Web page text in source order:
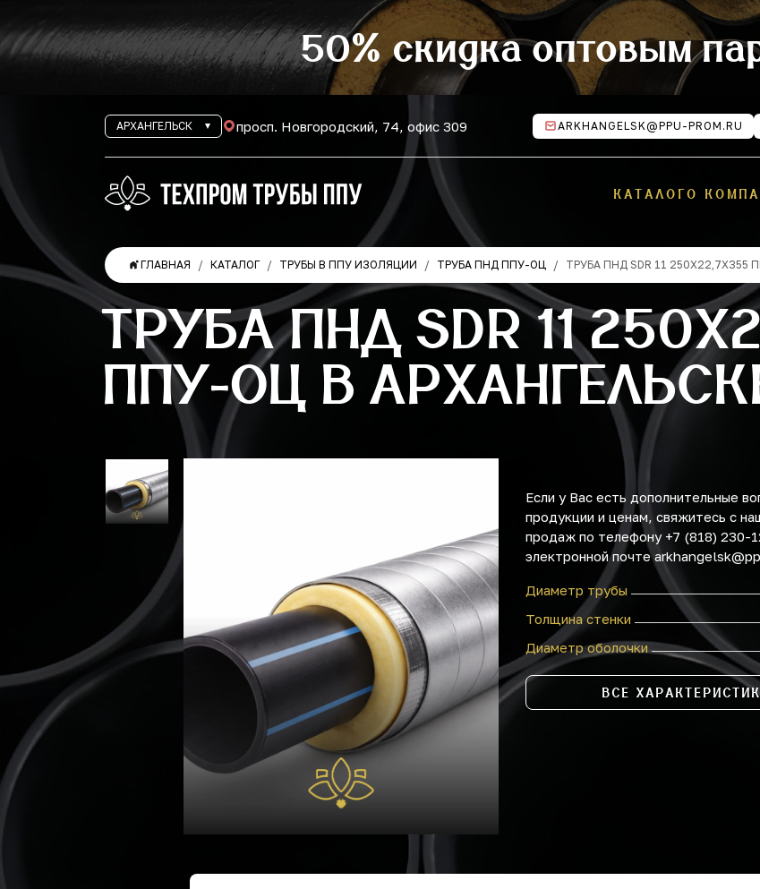
50% скидка оптовым
АРХАНГЕЛЬСК просп. Новгородский, 74, офис 309 ARKHANGELSK@PPU-PROM.RU
КАТАЛОГО
ГЛАВНАЯ КАТАЛОГ ТРУБЫ В ППУ ИЗОЛЯЦИИ ТРУБА ПНД ППУ-ОЦ ТРУБА ПНД SDR 11 250Х22,7Х355
ТРУБА ПНД SDR 11
ППУ-ОЦ В
Если у Вас есть дополнительные
продукции и ценам, свяжитесь с
продаж по телефону +7 (818) 230-
электронной почте
Диаметр трубы
Толщина стенки
Диаметр оболочки
ВСЕ